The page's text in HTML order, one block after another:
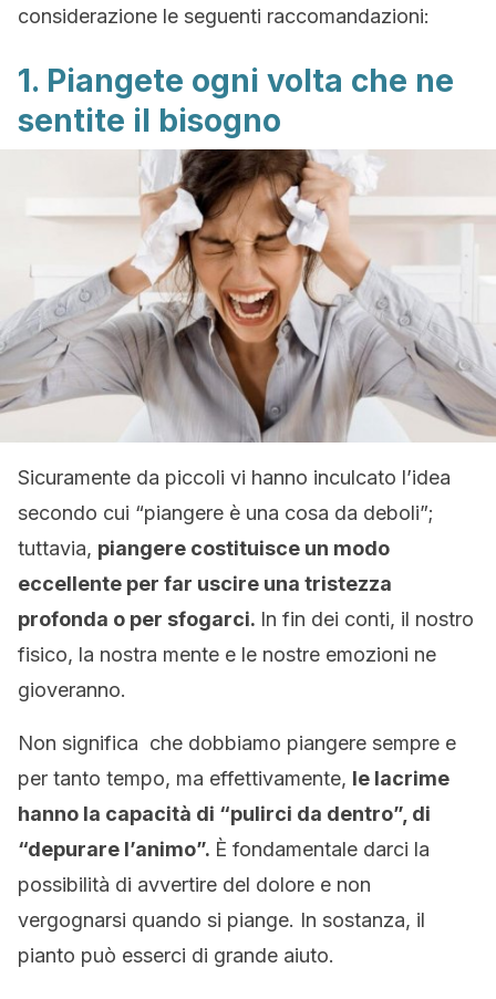
considerazione le seguenti raccomandazioni:
1. Piangete ogni volta che ne
sentite il bisogno
Sicuramente da piccoli vi hanno inculcato l’idea
secondo cui “piangere è una cosa da deboli”;
tuttavia, piangere costituisce un modo
eccellente per far uscire una tristezza
profonda o per sfogarci. In fin dei conti, il nostro
fisico, la nostra mente e le nostre emozioni ne
gioveranno.
Non significa che dobbiamo piangere sempre e
per tanto tempo, ma effettivamente, le lacrime
hanno la capacità di “pulirci da dentro”, di
“depurare l’animo”. È fondamentale darci la
possibilità di avvertire del dolore e non
vergognarsi quando si piange. In sostanza, il
pianto può esserci di grande aiuto.